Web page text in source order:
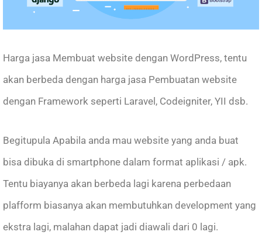
Harga jasa Membuat website dengan WordPress, tentu
akan berbeda dengan harga jasa Pembuatan website
dengan Framework seperti Laravel, Codeigniter, YII dsb.
Begitupula Apabila anda mau website yang anda buat
bisa dibuka di smartphone dalam format aplikasi / apk.
Tentu biayanya akan berbeda lagi karena perbedaan
plafform biasanya akan membutuhkan development yang
ekstra lagi, malahan dapat jadi diawali dari 0 lagi.